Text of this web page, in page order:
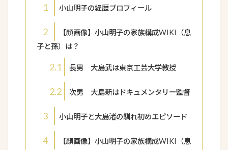
1 小山明子の経歴プロフィール
2
【顔画像】小山明子の家族構成WIKI（息
子と孫）は？
2.1 長男 大島武は東京工芸大学教授
2.2 次男 大島新はドキュメンタリー監督
3 小山明子と大島渚の馴れ初めエピソード
4
【顔画像】小山明子の家族構成WIKI（息